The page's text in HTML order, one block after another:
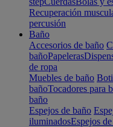
Recuperación
percusión
Baño
Accesorios de baño
bañoPapeleras
de ropa
Muebles de baño
bañoTocadores para
baño
Espejos de baño
iluminadosEspejos